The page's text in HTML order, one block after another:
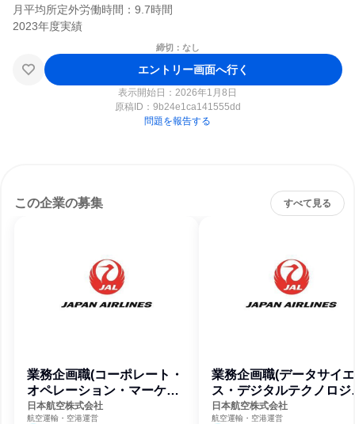
月平均所定外労働時間：9.7時間
締切：なし
エントリー画面へ行く
表示開始日：2026年1月8日
原稿ID： 9b24e1ca141555dd
問題を報告する
この企業の募集 すべて見る
業務企画職(コーポレート・
オペレーション・マーケテ
ィング)
日本航空株式会社
航空運輸・空港運営
業務企画職(データサイ
ス・デジタルテクノロジ
コース)
日本航空株式会社
航空運輸・空港運営